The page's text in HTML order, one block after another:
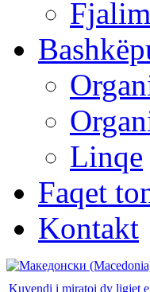
Linqe
Faqet
Kontakt
Kuvendi i miratoi dy ligjet